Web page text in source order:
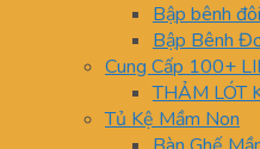
Bập bênh đôi
Bập Bênh
Cung Cấp 100+
THẢM LÓT
Tủ Kệ Mầm Non